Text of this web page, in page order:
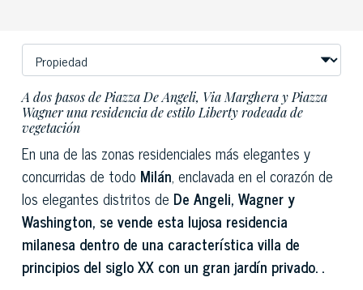
A dos pasos de Piazza De Angeli, Via Marghera y Piazza
Wagner una residencia de estilo Liberty rodeada de
vegetación
En una de las zonas residenciales más elegantes y
concurridas de todo Milán, enclavada en el corazón de
los elegantes distritos de De Angeli, Wagner y
Washington, se vende esta lujosa residencia
milanesa dentro de una característica villa de
principios del siglo XX con un gran jardín privado. .